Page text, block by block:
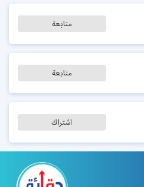
متابعة
متابعة
اشتراك